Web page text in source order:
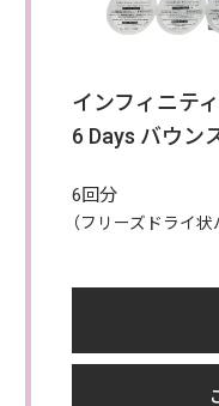
インフィニティ
6 Days バウン
6回分
（フリーズドライ